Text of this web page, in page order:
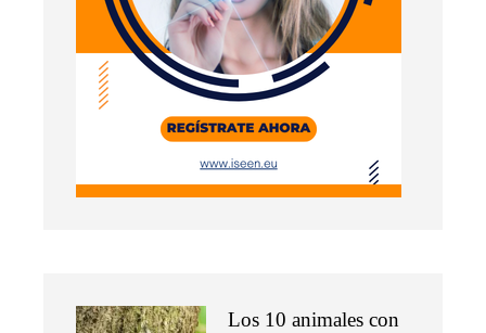
Los 10 animales con